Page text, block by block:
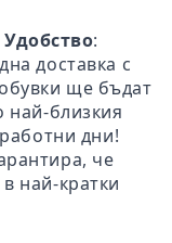
:
доставка с
ще бъдат
най-близкия
дни!
че
най-кратки